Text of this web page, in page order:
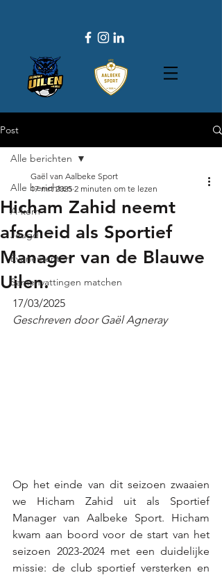
Post
Alle berichten
A-kern
Jeugd
Evenementen
Samenvattingen matchen
Alle berichten
Hicham Zahid neemt
afscheid als Sportief
Manager van de Blauwe
Uilen.
Gaël van Aalbeke Sport
17 mrt 2025 2 minuten om te lezen
17/03/2025
Geschreven door Gaël Agneray
Op het einde van dit seizoen zwaaien
we Hicham Zahid uit als Sportief
Manager van Aalbeke Sport. Hicham
kwam aan boord voor de start van het
seizoen 2023-2024 met een duidelijke
missie: de club sportief versterken en